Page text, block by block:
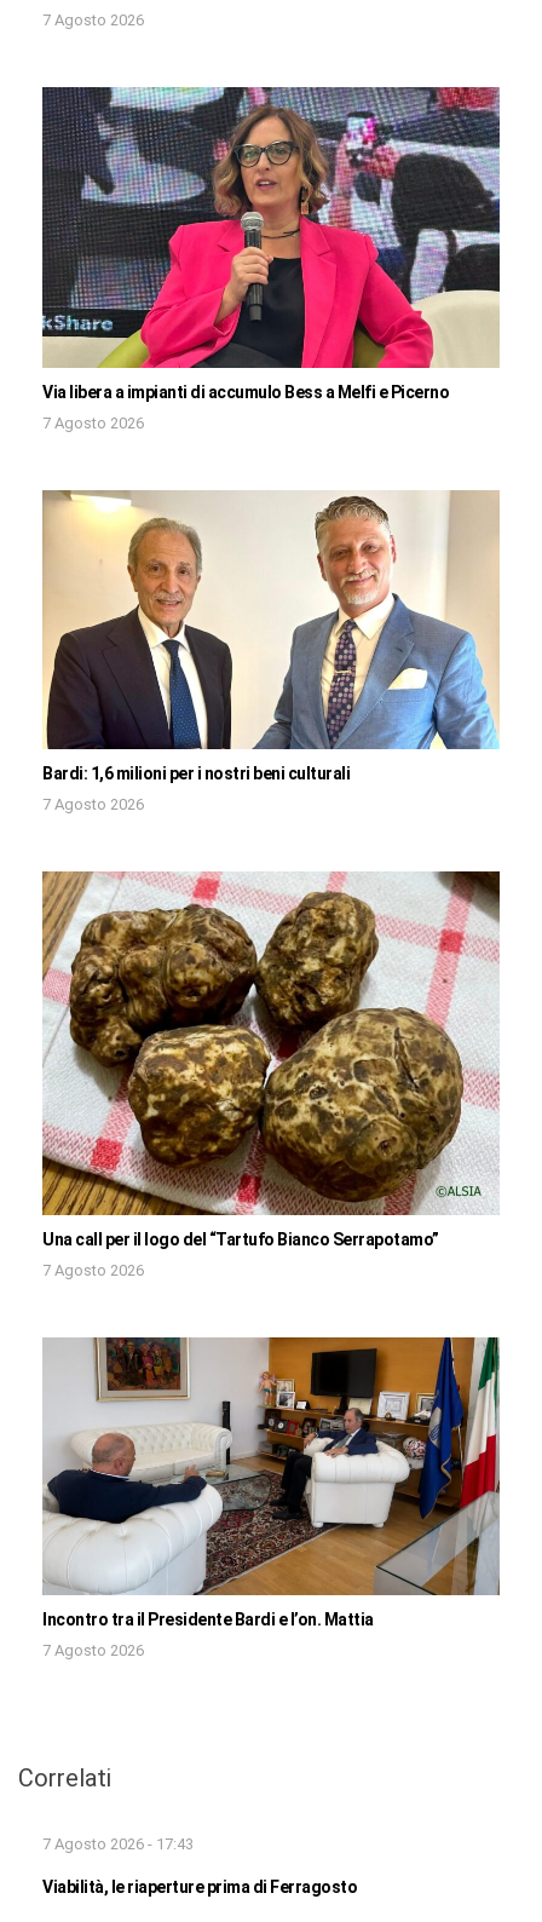
7 Agosto 2026
Via libera a impianti di accumulo Bess a Melfi e Picerno
7 Agosto 2026
Bardi: 1,6 milioni per i nostri beni culturali
7 Agosto 2026
Una call per il logo del “Tartufo Bianco Serrapotamo”
7 Agosto 2026
Incontro tra il Presidente Bardi e l’on. Mattia
7 Agosto 2026
Correlati
7 Agosto 2026 - 17:43
Viabilità, le riaperture prima di Ferragosto